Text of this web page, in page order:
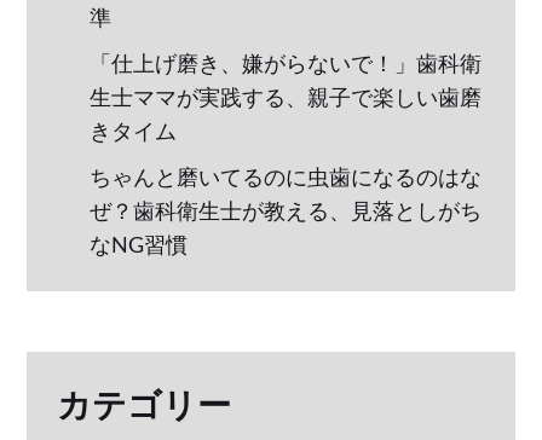
準
「仕上げ磨き、嫌がらないで！」歯科衛
生士ママが実践する、親子で楽しい歯磨
きタイム
ちゃんと磨いてるのに虫歯になるのはな
ぜ？歯科衛生士が教える、見落としがち
なNG習慣
カテゴリー